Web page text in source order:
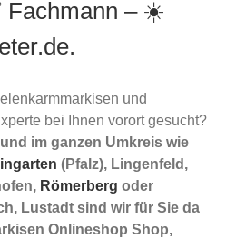
Fachmann – ☀️
und
bei Ihnen vorort gesucht?
im ganzen Umkreis wie
(Pfalz), Lingenfeld,
Römerberg oder
Lustadt sind wir für Sie da
Onlineshop Shop,